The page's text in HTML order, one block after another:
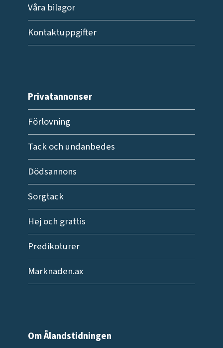
Våra bilagor
Kontaktuppgifter
Privatannonser
Förlovning
Tack och undanbedes
Dödsannons
Sorgtack
Hej och grattis
Predikoturer
Marknaden.ax
Om Ålandstidningen